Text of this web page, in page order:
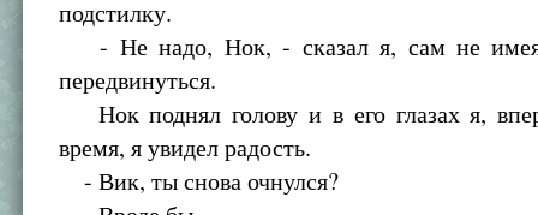
подстилку.
- Не надо, Нок, - сказал я, сам не имея
передвинуться.
Нок поднял голову и в его глазах я,
время, я увидел радость.
- Вик, ты снова очнулся?